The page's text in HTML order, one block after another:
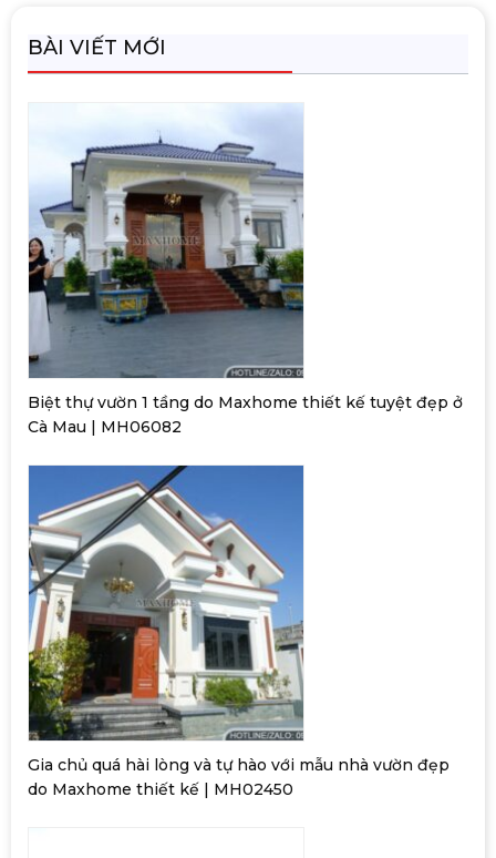
BÀI VIẾT MỚI
Biệt thự vườn 1 tầng do Maxhome thiết kế tuyệt đẹp ở
Cà Mau | MH06082
Gia chủ quá hài lòng và tự hào với mẫu nhà vườn đẹp
do Maxhome thiết kế | MH02450